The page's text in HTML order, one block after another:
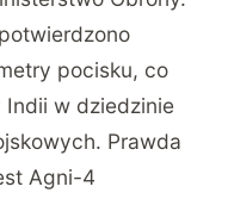
pocisku, co
Indii w dziedzinie
Prawda
Agni-4